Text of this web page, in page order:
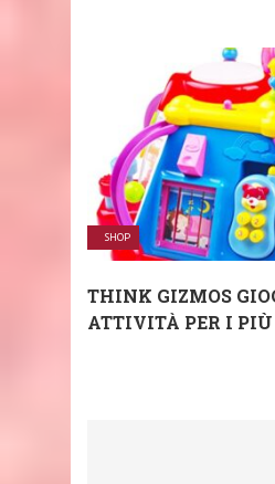
SHOP
THINK GIZMOS
ATTIVITÀ PER I PIÙ